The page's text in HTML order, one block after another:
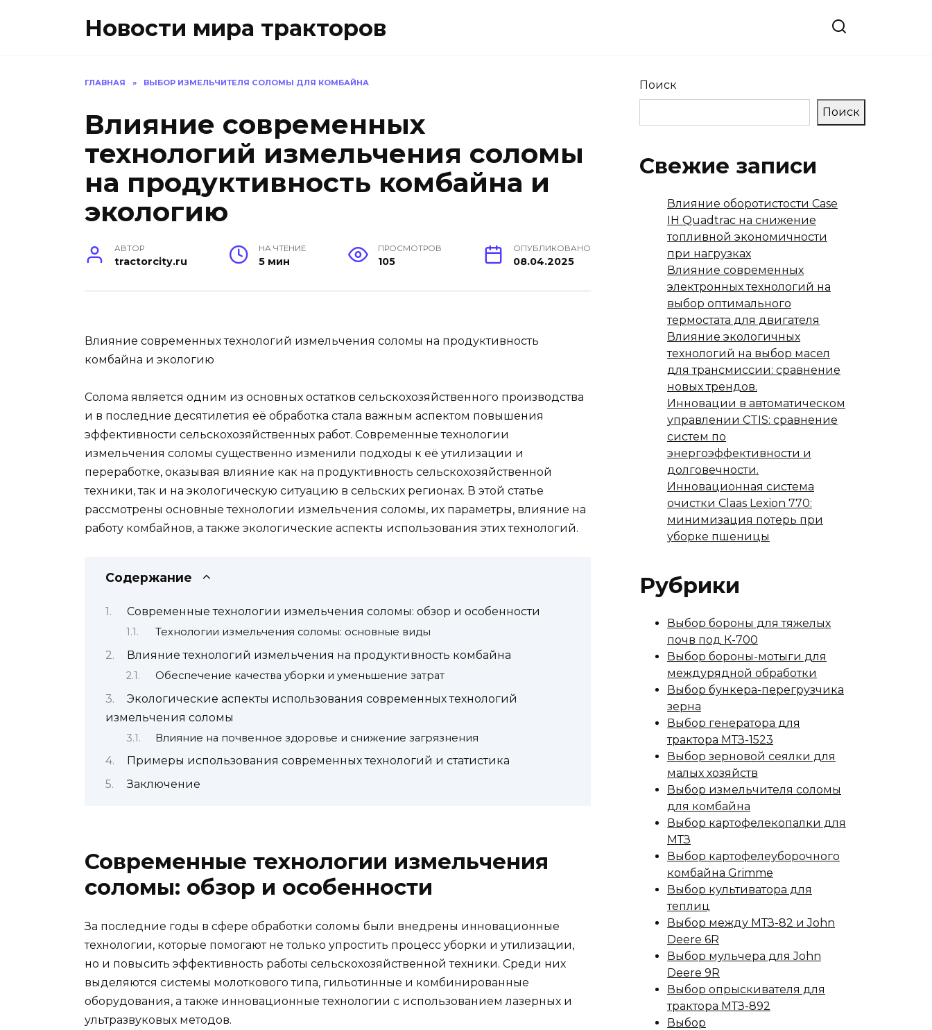
Новости мира тракторов
ГЛАВНАЯ » ВЫБОР ИЗМЕЛЬЧИТЕЛЯ СОЛОМЫ ДЛЯ КОМБАЙНА
Влияние современных
технологий измельчения соломы
на продуктивность комбайна и
экологию
АВТОР
tractorcity.ru
НА ЧТЕНИЕ
5 мин
ПРОСМОТРОВ
105
ОПУБЛИКОВАНО
08.04.2025
Влияние современных технологий измельчения соломы на продуктивность
комбайна и экологию
Солома является одним из основных остатков сельскохозяйственного производства
и в последние десятилетия её обработка стала важным аспектом повышения
эффективности сельскохозяйственных работ. Современные технологии
измельчения соломы существенно изменили подходы к её утилизации и
переработке, оказывая влияние как на продуктивность сельскохозяйственной
техники, так и на экологическую ситуацию в сельских регионах. В этой статье
рассмотрены основные технологии измельчения соломы, их параметры, влияние на
работу комбайнов, а также экологические аспекты использования этих технологий.
Содержание
Современные технологии измельчения соломы: обзор и особенности
Технологии измельчения соломы: основные виды
Влияние технологий измельчения на продуктивность комбайна
Обеспечение качества уборки и уменьшение затрат
Экологические аспекты использования современных технологий
измельчения соломы
Влияние на почвенное здоровье и снижение загрязнения
Примеры использования современных технологий и статистика
Заключение
Современные технологии измельчения
соломы: обзор и особенности
За последние годы в сфере обработки соломы были внедрены инновационные
технологии, которые помогают не только упростить процесс уборки и утилизации,
но и повысить эффективность работы сельскохозяйственной техники. Среди них
выделяются системы молоткового типа, гильотинные и комбинированные
оборудования, а также инновационные технологии с использованием лазерных и
ультразвуковых методов.
Поиск
Поиск
Свежие записи
Влияние оборотистости Case
IH Quadtrac на снижение
топливной экономичности
при нагрузках
Влияние современных
электронных технологий на
выбор оптимального
термостата для двигателя
Влияние экологичных
технологий на выбор масел
для трансмиссии: сравнение
новых трендов.
Инновации в автоматическом
управлении CTIS: сравнение
систем по
энергоэффективности и
долговечности.
Инновационная система
очистки Claas Lexion 770:
минимизация потерь при
уборке пшеницы
Рубрики
Выбор бороны для тяжелых
почв под К-700
Выбор бороны-мотыги для
междурядной обработки
Выбор бункера-перегрузчика
зерна
Выбор генератора для
трактора МТЗ-1523
Выбор зерновой сеялки для
малых хозяйств
Выбор измельчителя соломы
для комбайна
Выбор картофелекопалки для
МТЗ
Выбор картофелеуборочного
комбайна Grimme
Выбор культиватора для
теплиц
Выбор между МТЗ-82 и John
Deere 6R
Выбор мульчера для John
Deere 9R
Выбор опрыскивателя для
трактора МТЗ-892
Выбор